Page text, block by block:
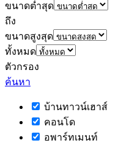
ขนาดต่ำสุด
ถึง
ขนาดสูงสุด
ทั้งหมด
ตัวกรอง
ค้นหา
บ้านทาวน์เฮาส์
คอนโด
อพาร์ทเมนท์